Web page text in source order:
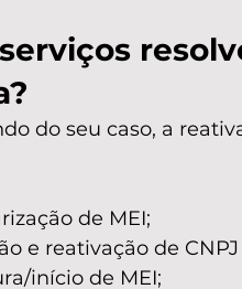
do seu caso, a
de MEI;
e reativação de CNPJ
início de MEI;